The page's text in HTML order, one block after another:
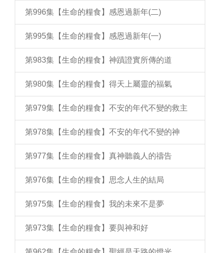
第996集【生命的糧食】感恩過新年(二)
第995集【生命的糧食】感恩過新年(一)
第983集【生命的糧食】神蹟證實所傳的道
第980集【生命的糧食】得天上屬靈的福氣
第979集【生命的糧食】不安的年代不變的救主
第978集【生命的糧食】不安的年代不變的神
第977集【生命的糧食】真神聽義人的禱告
第976集【生命的糧食】思念人生的結局
第975集【生命的糧食】我的未來不是夢
第973集【生命的糧食】要與神和好